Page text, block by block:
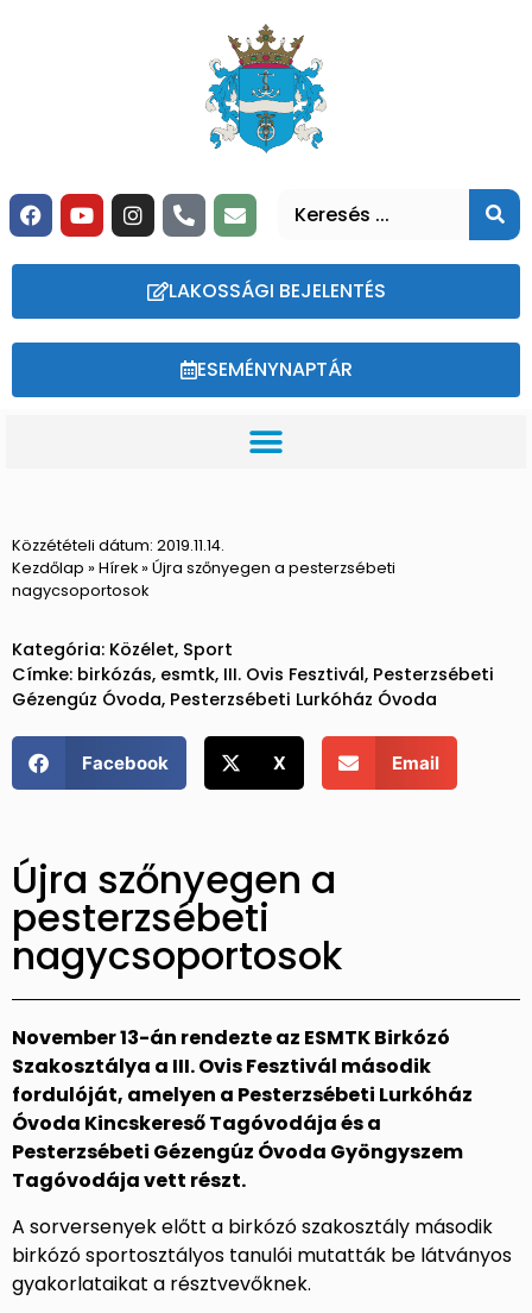
LAKOSSÁGI BEJELENTÉS
ESEMÉNYNAPTÁR
Közzétételi dátum: 2019.11.14.
Kezdőlap » Hírek» Újra szőnyegen a pesterzsébeti
nagycsoportosok
Kategória: Közélet, Sport
Címke: birkózás, esmtk, III. Ovis Fesztivál, Pesterzsébeti
Gézengúz Óvoda, Pesterzsébeti Lurkóház Óvoda
Facebook X Email
Újra szőnyegen a
pesterzsébeti
nagycsoportosok
November 13-án rendezte az ESMTK Birkózó
Szakosztálya a III. Ovis Fesztivál második
fordulóját, amelyen a Pesterzsébeti Lurkóház
Óvoda Kincskereső Tagóvodája és a
Pesterzsébeti Gézengúz Óvoda Gyöngyszem
Tagóvodája vett részt.
A sorversenyek előtt a birkózó szakosztály második
birkózó sportosztályos tanulói mutatták be látványos
gyakorlataikat a résztvevőknek.